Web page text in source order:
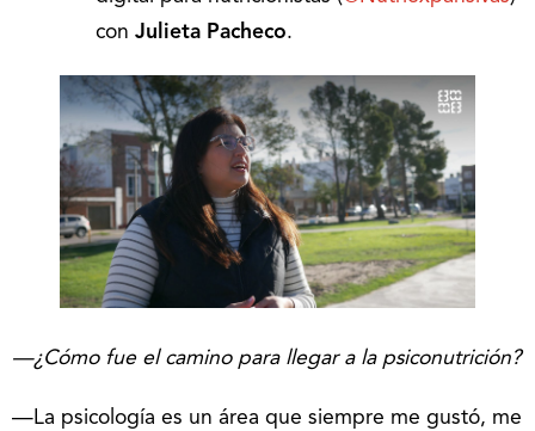
con Julieta Pacheco.
—¿Cómo fue el camino para llegar a la psiconutrición?
—La psicología es un área que siempre me gustó, me